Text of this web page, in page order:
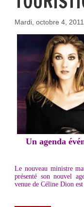
Mardi, octobre 4,
Un agenda
Le nouveau ministre
présenté son nouvel
venue de Céline Dion